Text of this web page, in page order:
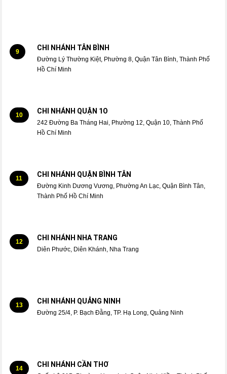
9 CHI NHÁNH TÂN BÌNH
Đường Lý Thường Kiệt, Phường 8, Quận Tân Bình, Thành Phố
Hồ Chí Minh
10 CHI NHÁNH QUẬN 1O
242 Đường Ba Tháng Hai, Phường 12, Quận 10, Thành Phố
Hồ Chí Minh
11 CHI NHÁNH QUẬN BÌNH TÂN
Đường Kinh Dương Vương, Phường An Lạc, Quận Bình Tân,
Thành Phố Hồ Chí Minh
12 CHI NHÁNH NHA TRANG
Diên Phước, Diên Khánh, Nha Trang
13 CHI NHÁNH QUẢNG NINH
Đường 25/4, P. Bạch Đằng, TP. Hạ Long, Quảng Ninh
14 CHI NHÁNH CẦN THƠ